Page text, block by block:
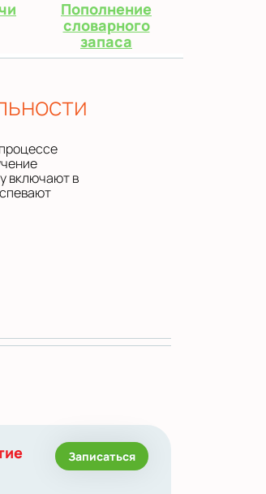
Пополнение
словарного
запаса
включают в
Записаться